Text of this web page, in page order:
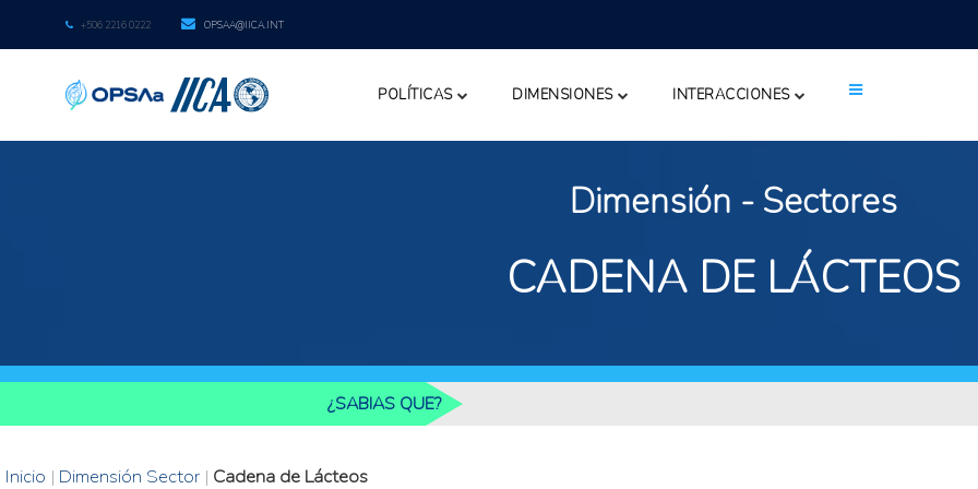
+506 2216 0222 OPSAA@IICA.INT
POLÍTICAS DIMENSIONES INTERACCIONES
Dimensión - Sectores
CADENA DE LÁCTEOS
¿SABIAS QUE?
Inicio | Dimensión Sector | Cadena de Lácteos